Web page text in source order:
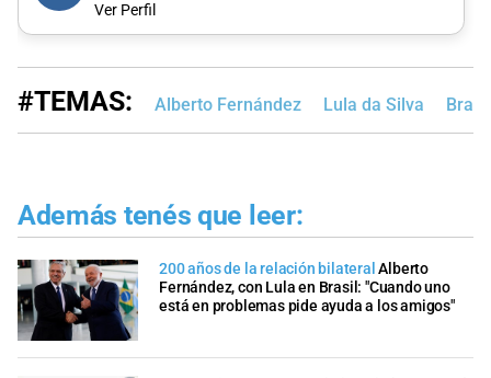
Ver Perfil
#TEMAS: Alberto Fernández Lula da Silva Brasil
Además tenés que leer:
200 años de la relación bilateral Alberto
Fernández, con Lula en Brasil: "Cuando uno
está en problemas pide ayuda a los amigos"